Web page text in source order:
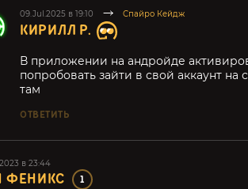
09.Jul.2025 в 19:10 Спайро Кейдж
КИРИЛЛ Р.
В приложении на андройде
попробовать зайти в свой аккаунт
там
ОТВЕТИТЬ
в 23:44
ФЕНИКС 1